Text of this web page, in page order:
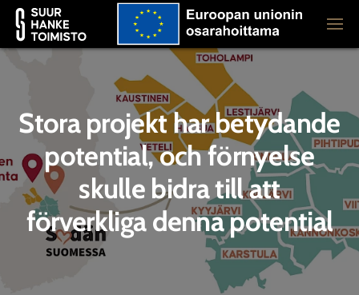
Stora projekt har betydande
potential, och förnyelse
skulle bidra till att
förverkliga denna potential